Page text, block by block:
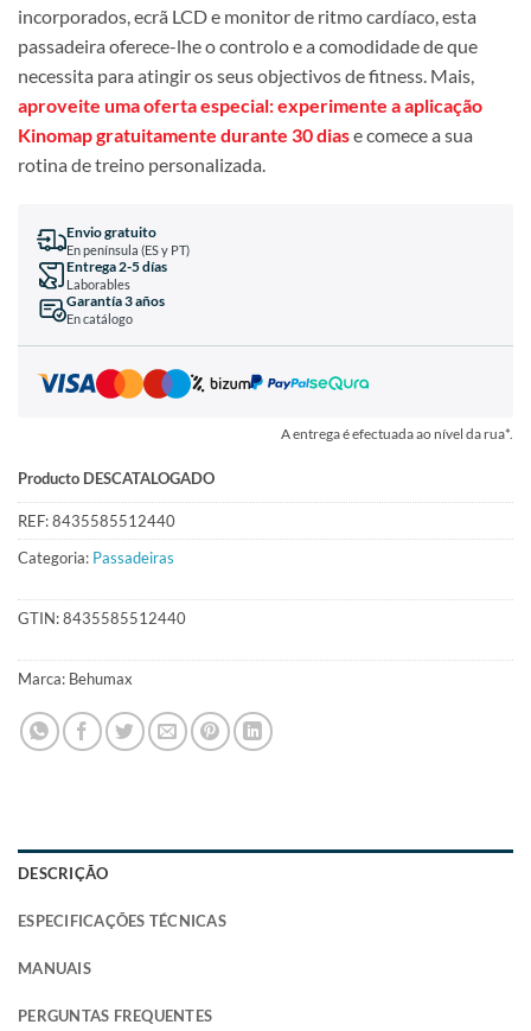
incorporados, ecrã LCD e monitor de ritmo cardíaco, esta
passadeira oferece-lhe o controlo e a comodidade de que
necessita para atingir os seus objectivos de fitness. Mais,
aproveite uma oferta especial: experimente a aplicação
Kinomap gratuitamente durante 30 diase comece a sua
rotina de treino personalizada.
Envio gratuito
En península (ES y PT)
Entrega 2-5 días
Laborables
Garantía 3 años
En catálogo
A entrega é efectuada ao nível da rua*.
Producto DESCATALOGADO
REF:8435585512440
Categoria: Passadeiras
GTIN:8435585512440
Marca: Behumax
DESCRIÇÃO
ESPECIFICAÇÕES TÉCNICAS
MANUAIS
PERGUNTAS FREQUENTES